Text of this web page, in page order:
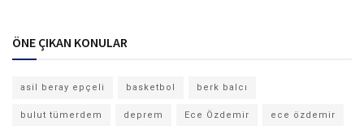
ÖNE ÇIKAN KONULAR
asil beray epçeli basketbol berk balcı
bulut tümerdem deprem Ece Özdemir ece özdemir